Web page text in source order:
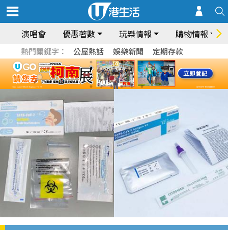
演唱會 優惠著數 玩樂情報 購物情報
熱門關鍵字： 公屋熱話 娛樂新聞 定期存款